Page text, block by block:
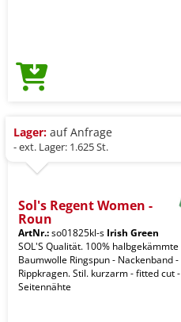
Lager: auf Anfrage
- ext. Lager: 1.625 St.
Sol's Regent Women -
Roun
ArtNr.:so01825kl-s Irish Green
SOL'S Qualität. 100% halbgekämmte
Baumwolle Ringspun - Nackenband -
Rippkragen. Stil. kurzarm - fitted cut -
Seitennähte